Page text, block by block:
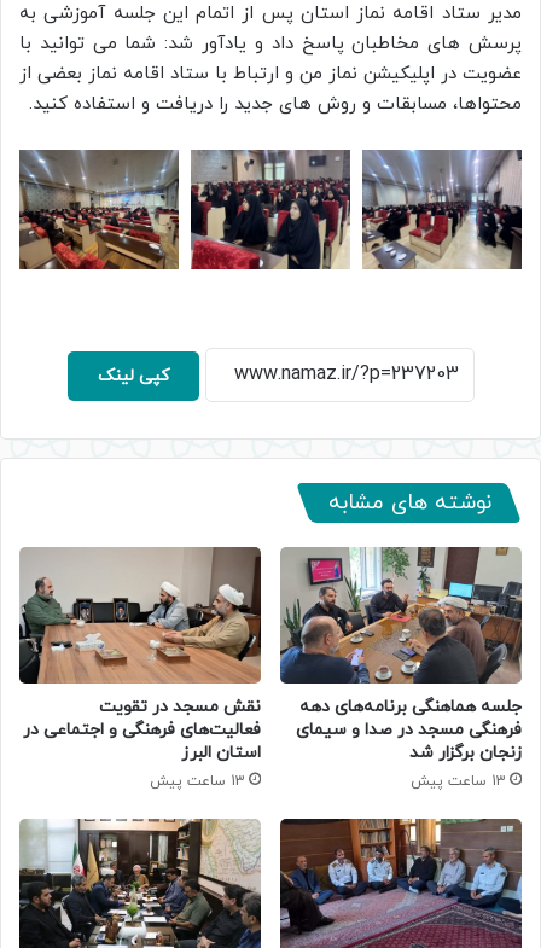
مدیر ستاد اقامه نماز استان پس از اتمام این جلسه آموزشی به
پرسش های مخاطبان پاسخ داد و یادآور شد: شما می توانید با
عضویت در اپلیکیشن نماز من و ارتباط با ستاد اقامه نماز بعضی از
محتواها، مسابقات و روش های جدید را دریافت و استفاده کنید.
کپی لینک
نوشته های مشابه
جلسه هماهنگی برنامه‌های دهه
فرهنگی مسجد در صدا و سیمای
زنجان برگزار شد
13 ساعت پیش
نقش مسجد در تقویت
فعالیت‌های فرهنگی و اجتماعی در
استان البرز
13 ساعت پیش